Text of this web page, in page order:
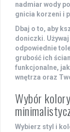
nadmiar wody
gnicia korzeni i
Dbaj o to, aby
doniczki.
odpowiednie
grubość ich
funkcjonalne,
wnętrza oraz
Wybór
Wybierz styl i